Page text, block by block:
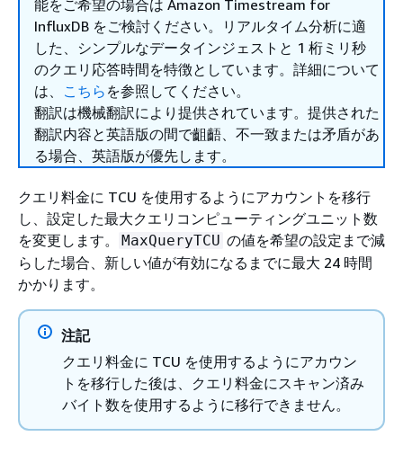
能をご希望の場合は Amazon Timestream for
InfluxDB をご検討ください。リアルタイム分析に適
した、シンプルなデータインジェストと 1 桁ミリ秒
のクエリ応答時間を特徴としています。詳細について
は、 こちら を参照してください。
翻訳は機械翻訳により提供されています。提供された
翻訳内容と英語版の間で齟齬、不一致または矛盾があ
る場合、英語版が優先します。
クエリ料金に TCU を使用するようにアカウントを移行
し、設定した最大クエリコンピューティングユニット数
を変更します。
MaxQueryTCU の値を希望の設定まで減
らした場合、新しい値が有効になるまでに最大 24 時間
かかります。
注記
クエリ料金に TCU を使用するようにアカウン
トを移行した後は、クエリ料金にスキャン済み
バイト数を使用するように移行できません。